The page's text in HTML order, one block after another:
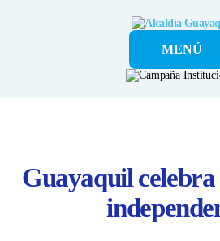
Alcaldía
GuayaquilMENÚ
Guayaquil celebra